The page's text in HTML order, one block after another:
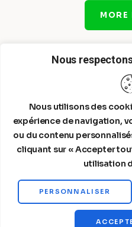
Nous
Nous utilisons des
expérience de navigation,
ou du contenu
cliquant sur « Accepter
utilisation
PERSONNALISER
MORE